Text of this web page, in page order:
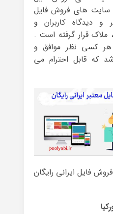
سایت های فروش فایل
و دیدگاه کاربران و
ملاک قرار گرفته است .
کسی نظر موافق و
که قابل احترام می
فروش فایل ایرانی رایگان